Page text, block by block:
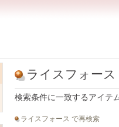
ライスフォー
検索条件に一致するアイテ
ライスフォース で再検索